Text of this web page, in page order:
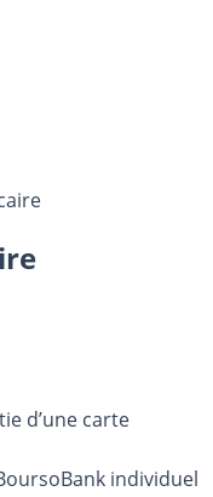
d’une carte
individuel